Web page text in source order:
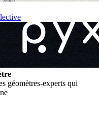
géomètres-experts qui